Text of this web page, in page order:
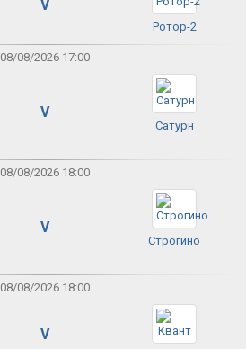
V
Ротор-2
08/08/2026 17:00
V
Сатурн
08/08/2026 18:00
V
Строгино
08/08/2026 18:00
V